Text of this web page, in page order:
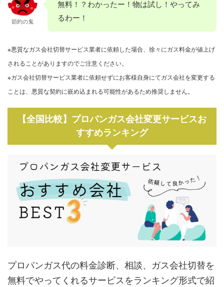
節約の鬼
無料！？わかったー！物は試し！やってみ
るわー！
※悪質なガス会社切替サービス業者に依頼した場合、徐々にガス料金が値上げ
されることがありますのでご注意ください。
※ガス会社切替サービス業者に依頼せずにお客様自身にてガス会社を変更する
ことは、悪質な契約に嵌め込まれる可能性があるため推奨しません。
【全国比較】プロパンガス会社変更サービスお
すすめランキング
プロパンガス代の料金診断、相談、ガス会社切替を
無料でやってくれるサービスをランキング形式で紹